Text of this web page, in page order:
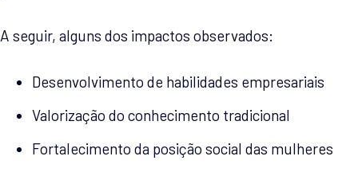
A seguir, alguns dos impactos observados:
Desenvolvimento de habilidades empresariais
Valorização do conhecimento tradicional
Fortalecimento da posição social das mulheres